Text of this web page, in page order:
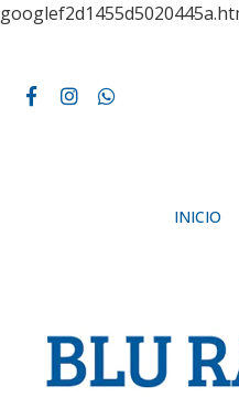
INICIO